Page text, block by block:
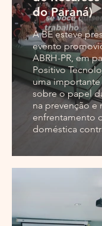
do Paraná)
A BE esteve
evento
ABRH-PR, em
Positivo
uma
sobre o papel
na prevenção e
enfrentamento
doméstica